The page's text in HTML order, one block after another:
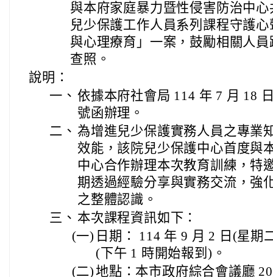
與本府家庭暴力暨性侵害防治中
兒少保護工作人員系列課程守護
與心理療育」一案，鼓勵相關人
查照。
說明：
一、 依據本府社會局 114 年 7 月 18
號函辦理。
二、 為增進兒少保護實務人員之專業
效能，該院兒少保護中心首度與
中心合作辦理本次教育訓練，特
期透過經驗分享與實務交流，強
之整體認識。
三、 本次課程資訊如下：
(一) 日期： 114 年 9 月 2 日(星期
(下午 1 時開始報到)。
(二)地點：本市政府綜合會議